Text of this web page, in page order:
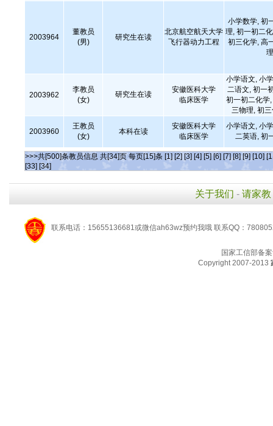
2003964
董教员
(男)
研究生在读
北京航空航天大学
飞行器动力工程
小学数学, 初
理, 初一初二
初三化学, 高
2003962
李教员
(女)
研究生在读
安徽医科大学
临床医学
小学语文, 小
二语文, 初一
初一初二化学
三物理, 初
2003960
王教员
(女)
本科在读
安徽医科大学
临床医学
小学语文, 小
二英语, 初
>>>共[500]条教员信息 共[34]页 每页[15]条 [1] [2] [3] [4] [5] [6] [7] [8] [9] [10]
[33] [34]
关于我们 - 请家教
联系电话：15655136681或微信ah63wz预约我哦 联系QQ：
国家工信部备
Copyright 2007-2013